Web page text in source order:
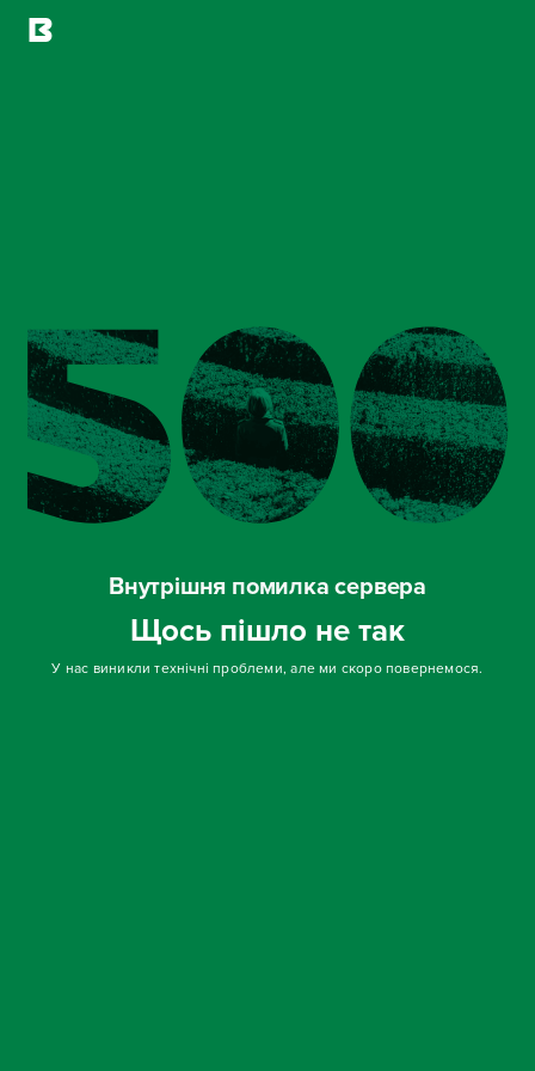
Внутрішня помилка сервера
Щось пішло не так
У нас виникли технічні проблеми, але ми скоро повернемося.